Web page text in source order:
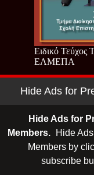
Ειδικό Τεύχος
ΕΛΜΕΠΑ
Hide Ads for
Hide Ads for
Members.
Hide
Members by
subscribe